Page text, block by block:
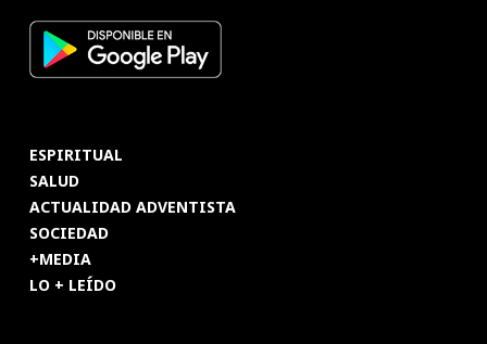
ESPIRITUAL
SALUD
ACTUALIDAD ADVENTISTA
SOCIEDAD
+MEDIA
LO + LEÍDO